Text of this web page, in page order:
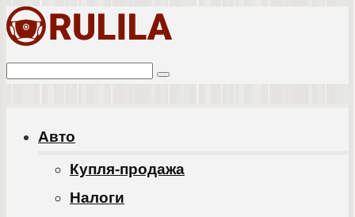
Перейти
контенту
Поиск:
Авто
Купля-продажа
Налоги